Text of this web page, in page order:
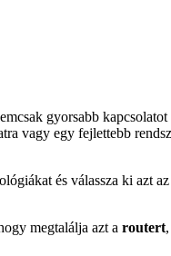
gyorsabb
vagy egy fejlettebb
és válassza ki azt
megtalálja azt a routert